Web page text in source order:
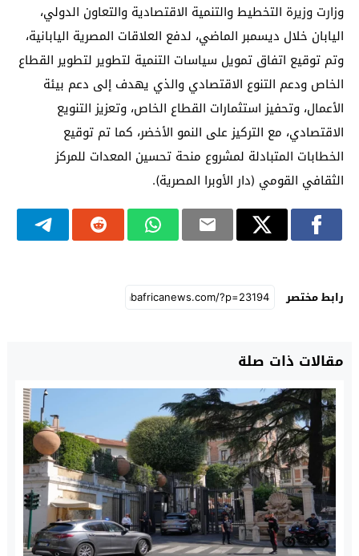
وزارت وزيرة التخطيط والتنمية الاقتصادية والتعاون الدولي،
اليابان خلال ديسمبر الماضي، لدفع العلاقات المصرية اليابانية،
وتم توقيع اتفاق تمويل سياسات التنمية لتطوير لتطوير القطاع
الخاص ودعم التنوع الاقتصادي والذي يهدف إلى دعم بيئة
الأعمال، وتحفيز استثمارات القطاع الخاص، وتعزيز التنويع
الاقتصادي، مع التركيز على النمو الأخضر، كما تم توقيع
الخطابات المتبادلة لمشروع منحة تحسين المعدات للمركز
الثقافي القومي (دار الأوبرا المصرية).
رابط مختصر
مقالات ذات صلة